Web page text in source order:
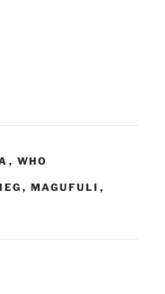
, WHO
, MAGUFULI ,